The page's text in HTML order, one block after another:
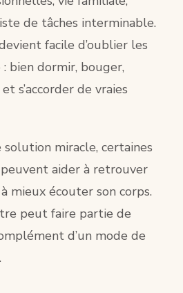
de tâches interminable.
facile d’oublier les
bien dormir, bouger,
s’accorder de vraies
miracle, certaines
aider à retrouver
mieux écouter son corps.
peut faire partie de
d’un mode de